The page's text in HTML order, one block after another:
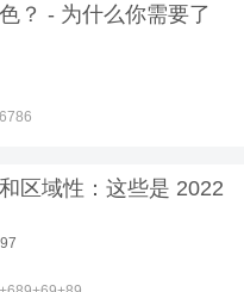
？ - 为什么你需要了
区域性：这些是 2022
计趋势